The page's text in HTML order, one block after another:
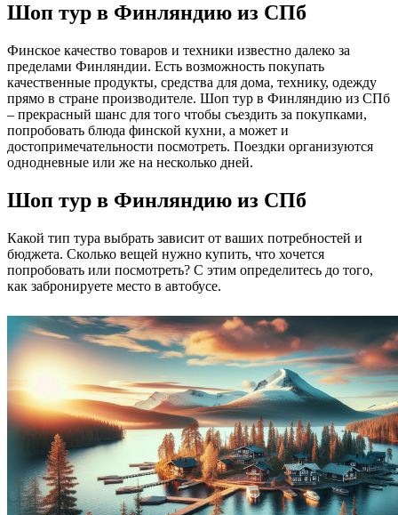
Шоп тур в Финляндию из СПб
Финское качество товаров и техники известно далеко за
пределами Финляндии. Есть возможность покупать
качественные продукты, средства для дома, технику, одежду
прямо в стране производителе. Шоп тур в Финляндию из СПб
– прекрасный шанс для того чтобы съездить за покупками,
попробовать блюда финской кухни, а может и
достопримечательности посмотреть. Поездки организуются
однодневные или же на несколько дней.
Шоп тур в Финляндию из СПб
Какой тип тура выбрать зависит от ваших потребностей и
бюджета. Сколько вещей нужно купить, что хочется
попробовать или посмотреть? С этим определитесь до того,
как забронируете место в автобусе.